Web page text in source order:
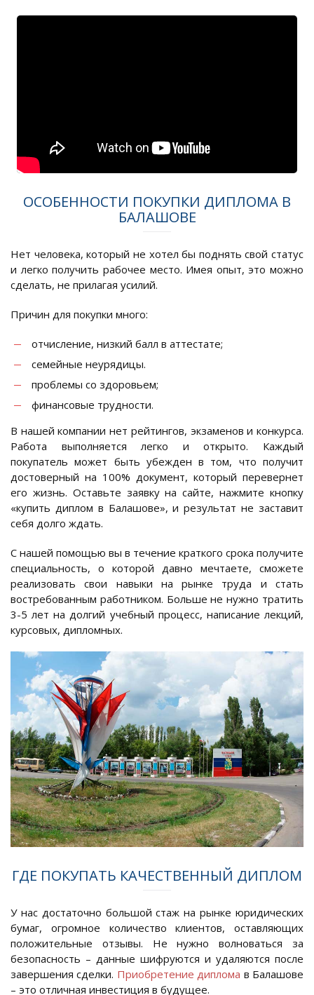
ОСОБЕННОСТИ ПОКУПКИ ДИПЛОМА В
БАЛАШОВЕ
Нет человека, который не хотел бы поднять свой статус
и легко получить рабочее место. Имея опыт, это можно
сделать, не прилагая усилий.
Причин для покупки много:
отчисление, низкий балл в аттестате;
семейные неурядицы.
проблемы со здоровьем;
финансовые трудности.
В нашей компании нет рейтингов, экзаменов и конкурса.
Работа выполняется легко и открыто. Каждый
покупатель может быть убежден в том, что получит
достоверный на 100% документ, который перевернет
его жизнь. Оставьте заявку на сайте, нажмите кнопку
«купить диплом в Балашове», и результат не заставит
себя долго ждать.
С нашей помощью вы в течение краткого срока получите
специальность, о которой давно мечтаете, сможете
реализовать свои навыки на рынке труда и стать
востребованным работником. Больше не нужно тратить
3-5 лет на долгий учебный процесс, написание лекций,
курсовых, дипломных.
ГДЕ ПОКУПАТЬ КАЧЕСТВЕННЫЙ ДИПЛОМ
У нас достаточно большой стаж на рынке юридических
бумаг, огромное количество клиентов, оставляющих
положительные отзывы. Не нужно волноваться за
безопасность – данные шифруются и удаляются после
завершения сделки. Приобретение диплома в Балашове
– это отличная инвестиция в будущее.